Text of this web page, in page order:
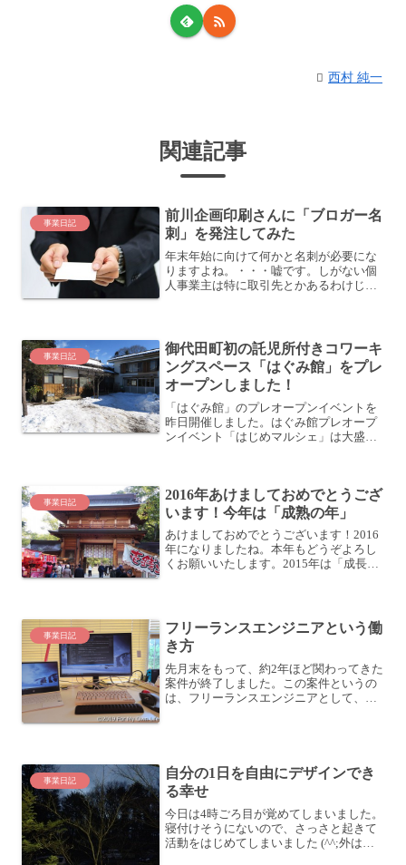
西村 純一
関連記事
事業日記
前川企画印刷さんに「ブロガー名
刺」を発注してみた
年末年始に向けて何かと名刺が必要にな
りますよね。・・・嘘です。しがない個
人事業主は特に取引先とかあるわけじゃ
したときくらいです。そう、...
事業日記
御代田町初の託児所付きコワーキ
ングスペース「はぐみ館」をプレ
オープンしました！
「はぐみ館」のプレオープンイベントを
昨日開催しました。はぐみ館プレオープ
ンイベント「はじめマルシェ」は大盛況
です (HUGME...
事業日記
2016年あけましておめでとうござ
います！今年は「成熟の年」
あけましておめでとうございます！2016
年になりましたね。本年もどうぞよろし
くお願いいたします。2015年は「成長と
すね。201...
事業日記
フリーランスエンジニアという働
き方
先月末をもって、約2年ほど関わってきた
案件が終了しました。この案件というの
は、フリーランスエンジニアとして、と
事業日記
自分の1日を自由にデザインでき
る幸せ
今日は4時ごろ目が覚めてしまいました。
寝付けそうにないので、さっさと起きて
活動をはじめてしまいました (^^;外はだ